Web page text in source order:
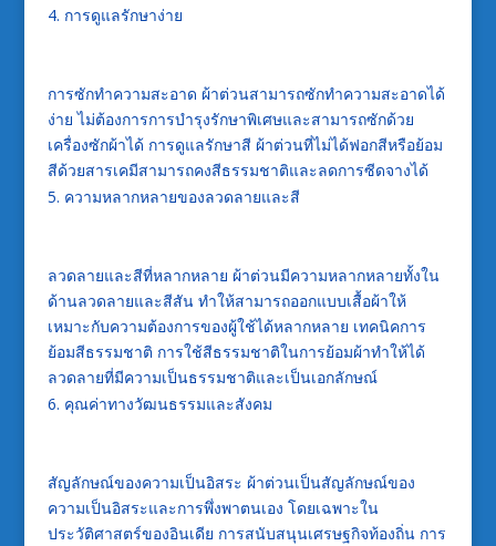
การดูแลรักษาง่าย
การซักทำความสะอาด ผ้าต่วนสามารถซักทำความสะอาดได้
ง่าย ไม่ต้องการการบำรุงรักษาพิเศษและสามารถซักด้วย
เครื่องซักผ้าได้ การดูแลรักษาสี ผ้าต่วนที่ไม่ได้ฟอกสีหรือย้อม
สีด้วยสารเคมีสามารถคงสีธรรมชาติและลดการซีดจางได้
ความหลากหลายของลวดลายและสี
ลวดลายและสีที่หลากหลาย ผ้าต่วนมีความหลากหลายทั้งใน
ด้านลวดลายและสีสัน ทำให้สามารถออกแบบเสื้อผ้าให้
เหมาะกับความต้องการของผู้ใช้ได้หลากหลาย เทคนิคการ
ย้อมสีธรรมชาติ การใช้สีธรรมชาติในการย้อมผ้าทำให้ได้
ลวดลายที่มีความเป็นธรรมชาติและเป็นเอกลักษณ์
คุณค่าทางวัฒนธรรมและสังคม
สัญลักษณ์ของความเป็นอิสระ ผ้าต่วนเป็นสัญลักษณ์ของ
ความเป็นอิสระและการพึ่งพาตนเอง โดยเฉพาะใน
ประวัติศาสตร์ของอินเดีย การสนับสนุนเศรษฐกิจท้องถิ่น การ